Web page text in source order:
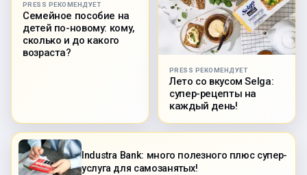
PRESS РЕКОМЕНДУЕТ
Семейное пособие на
детей по-новому: кому,
сколько и до какого
возраста?
PRESS РЕКОМЕНДУЕТ
Лето со вкусом Selga:
супер-рецепты на
каждый день!
Industra Bank: много полезного плюс супер-
услуга для самозанятых!